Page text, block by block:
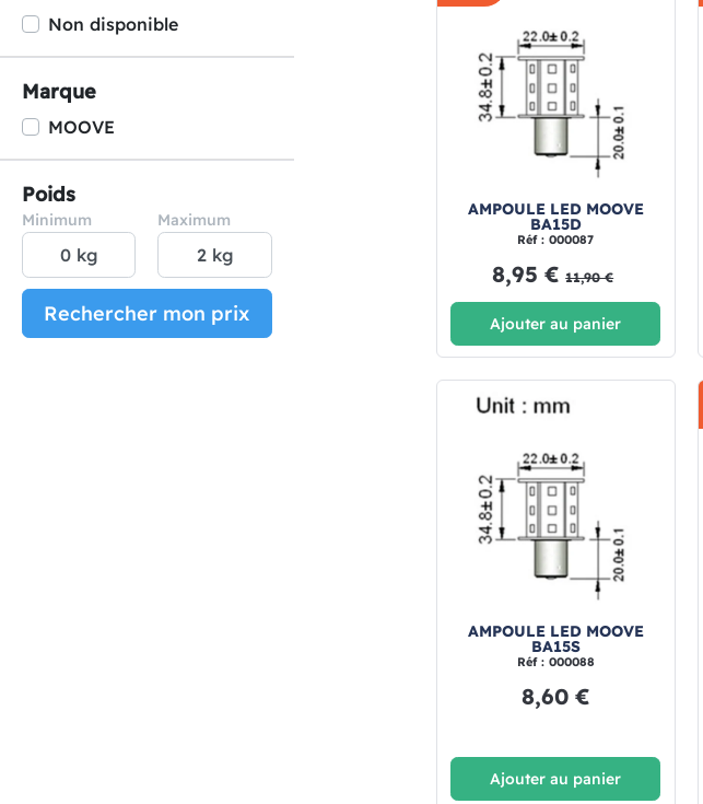
Non disponible
Marque
MOOVE
Poids
Minimum Maximum
Rechercher mon prix
AMPOULE LED MOOVE
BA15D
Réf : 000087
8,95 € 11,90 €
Ajouter au panier
AMPOULE LED MOOVE
BA15S
Réf : 000088
8,60 €
Ajouter au panier